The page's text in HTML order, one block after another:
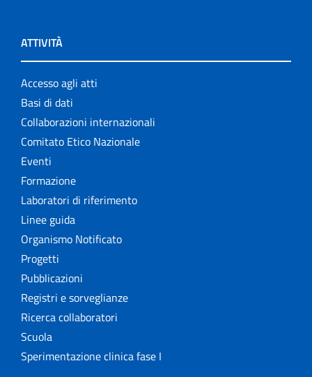
ATTIVITÀ
Accesso agli atti
Basi di dati
Collaborazioni internazionali
Comitato Etico Nazionale
Eventi
Formazione
Laboratori di riferimento
Linee guida
Organismo Notificato
Progetti
Pubblicazioni
Registri e sorveglianze
Ricerca collaboratori
Scuola
Sperimentazione clinica fase I